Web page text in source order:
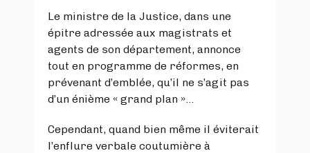
Le ministre de la Justice, dans une
épitre adressée aux magistrats et
agents de son département, annonce
tout en programme de réformes, en
prévenant d’emblée, qu’il ne s’agit pas
d’un énième « grand plan »…
Cependant, quand bien même il éviterait
l’enflure verbale coutumière à